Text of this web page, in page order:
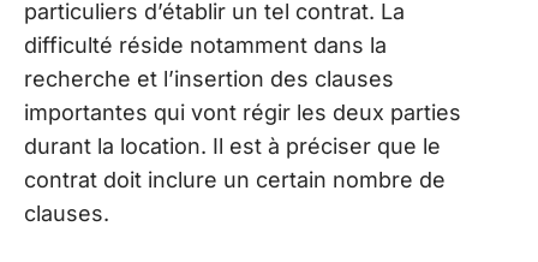
particuliers d’établir un tel contrat. La
difficulté réside notamment dans la
recherche et l’insertion des clauses
importantes qui vont régir les deux parties
durant la location. Il est à préciser que le
contrat doit inclure un certain nombre de
clauses.